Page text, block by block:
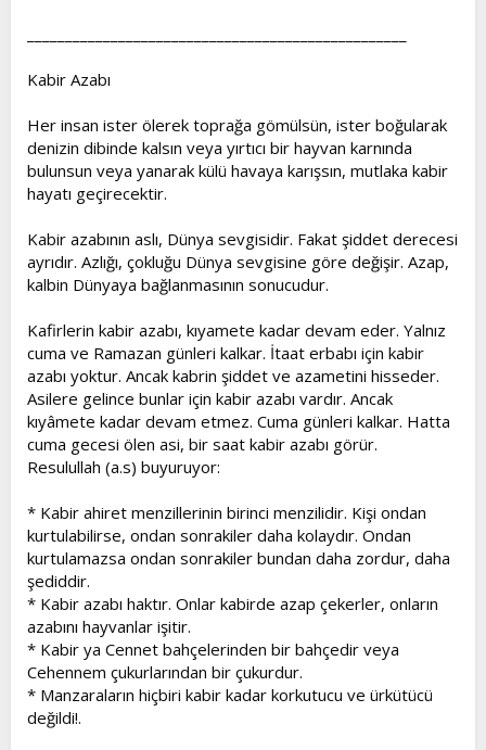
Kabir Azabı
Her insan ister ölerek toprağa gömülsün, ister boğularak
denizin dibinde kalsın veya yırtıcı bir hayvan karnında
bulunsun veya yanarak külü havaya karışsın, mutlaka kabir
hayatı geçirecektir.
Kabir azabının aslı, Dünya sevgisidir. Fakat şiddet derecesi
ayrıdır. Azlığı, çokluğu Dünya sevgisine göre değişir. Azap,
kalbin Dünyaya bağlanmasının sonucudur.
Kafirlerin kabir azabı, kıyamete kadar devam eder. Yalnız
cuma ve Ramazan günleri kalkar. İtaat erbabı için kabir
azabı yoktur. Ancak kabrin şiddet ve azametini hisseder.
Asilere gelince bunlar için kabir azabı vardır. Ancak
kıyâmete kadar devam etmez. Cuma günleri kalkar. Hatta
cuma gecesi ölen asi, bir saat kabir azabı görür.
Resulullah (a.s) buyuruyor:
* Kabir ahiret menzillerinin birinci menzilidir. Kişi ondan
kurtulabilirse, ondan sonrakiler daha kolaydır. Ondan
kurtulamazsa ondan sonrakiler bundan daha zordur, daha
şediddir.
* Kabir azabı haktır. Onlar kabirde azap çekerler, onların
azabını hayvanlar işitir.
* Kabir ya Cennet bahçelerinden bir bahçedir veya
Cehennem çukurlarından bir çukurdur.
* Manzaraların hiçbiri kabir kadar korkutucu ve ürkütücü
değildi!.